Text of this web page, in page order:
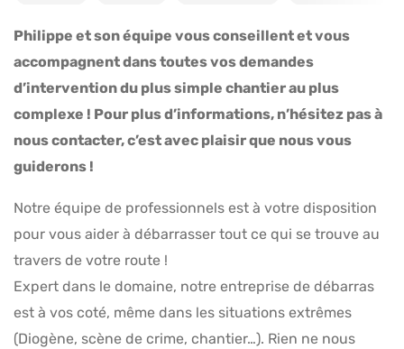
Philippe et son équipe vous conseillent et vous
accompagnent dans toutes vos demandes
d’intervention du plus simple chantier au plus
complexe ! Pour plus d’informations, n’hésitez pas à
nous contacter, c’est avec plaisir que nous vous
guiderons !
Notre équipe de professionnels est à votre disposition
pour vous aider à débarrasser tout ce qui se trouve au
travers de votre route !
Expert dans le domaine, notre entreprise de débarras
est à vos coté, même dans les situations extrêmes
(Diogène, scène de crime, chantier…). Rien ne nous